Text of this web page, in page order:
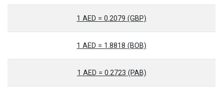
1 AED = 0.2079 (GBP)
1 AED = 1.8818 (BOB)
1 AED = 0.2723 (PAB)